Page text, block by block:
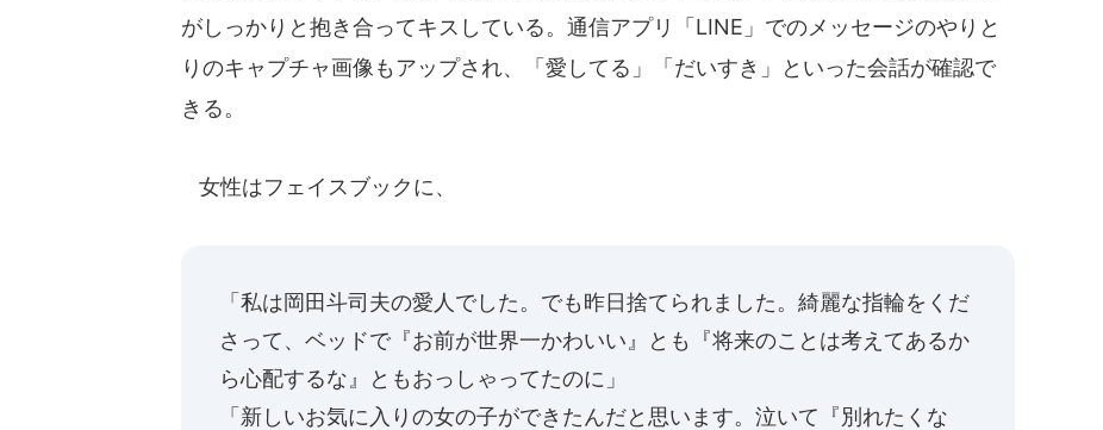
がしっかりと抱き合ってキスしている。通信アプリ「LINE」でのメッセージのやりと
りのキャプチャ画像もアップされ、「愛してる」「だいすき」といった会話が確認で
きる。
女性はフェイスブックに、
「私は岡田斗司夫の愛人でした。でも昨日捨てられました。綺麗な指輪をくだ
さって、ベッドで『お前が世界一かわいい』とも『将来のことは考えてあるか
ら心配するな』ともおっしゃってたのに」
「新しいお気に入りの女の子ができたんだと思います。泣いて『別れたくな